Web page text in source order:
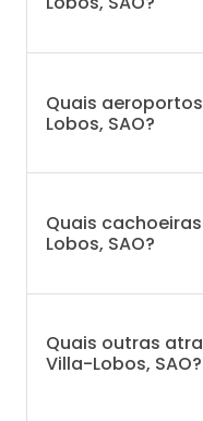
Quais
Lobos, SAO?
Quais
Lobos, SAO?
Quais outras
Villa-Lobos, SAO?